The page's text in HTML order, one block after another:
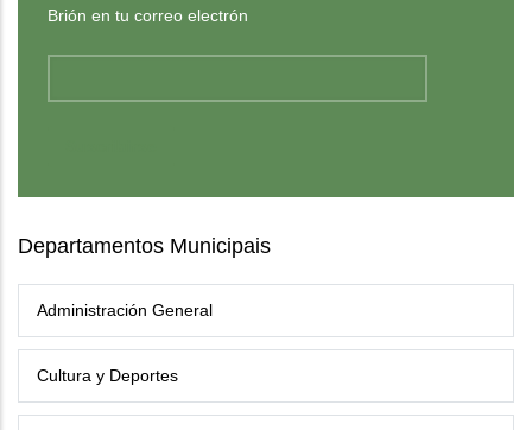
Brión en tu correo electrón
Departamentos Municipais
Administración General
Cultura y Deportes